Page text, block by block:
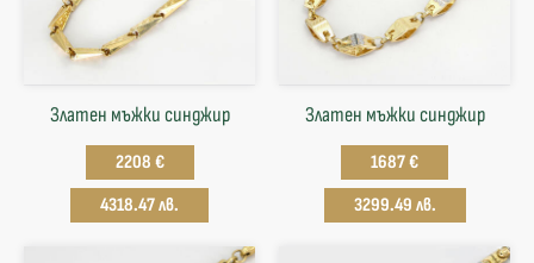
Златен мъжки синджир
2208 €
4318.47 лв.
Златен мъжки синджир
1687 €
3299.49 лв.